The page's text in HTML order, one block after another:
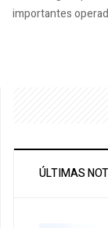
importantes
ÚLTIMAS